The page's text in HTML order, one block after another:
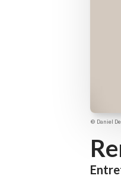
© Daniel